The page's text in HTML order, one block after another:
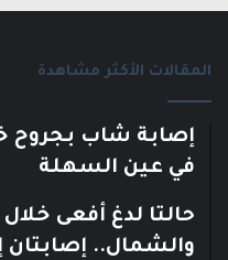
المقالات الأكثر مشاهدة
إصابة شاب بجروح
في عين السهلة
حالتا لدغ أفعى
والشمال.. إصابتان